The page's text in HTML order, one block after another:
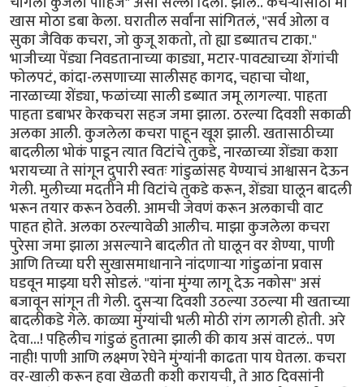
खास मोठा डबा केला. घरातील सर्वांना सांगितलं, "सर्व ओला व
सुका जैविक कचरा, जो कुजू शकतो, तो ह्या डब्यातच टाका."
भाजीच्या पेंड्या निवडतानाच्या काड्या, मटार-पावट्याच्या शेंगांची
फोलपटं, कांदा-लसणाच्या सालीसह कागद, चहाचा चोथा,
नारळाच्या शेंड्या, फळांच्या साली डब्यात जमू लागल्या. पाहता
पाहता डबाभर केरकचरा सहज जमा झाला. ठरल्या दिवशी सकाळी
अलका आली. कुजलेला कचरा पाहून खूश झाली. खतासाठीच्या
बादलीला भोकं पाडून त्यात विटांचे तुकडे, नारळाच्या शेंड्या कशा
भरायच्या ते सांगून दुपारी स्वतः गांडुळांसह येण्याचं आश्वासन देऊन
गेली. मुलीच्या मदतीने मी विटांचे तुकडे करून, शेंड्या घालून बादली
भरून तयार करून ठेवली. आमची जेवणं करून अलकाची वाट
पाहत होते. अलका ठरल्यावेळी आलीच. माझा कुजलेला कचरा
पुरेसा जमा झाला असल्याने बादलीत तो घालून वर शेण्या, पाणी
आणि तिच्या घरी सुखासमाधानाने नांदणाऱ्या गांडुळांना प्रवास
घडवून माझ्या घरी सोडलं. "यांना मुंग्या लागू देऊ नकोस" असं
बजावून सांगून ती गेली. दुसऱ्या दिवशी उठल्या उठल्या मी खताच्या
बादलीकडे गेले. काळ्या मुंग्यांची भली मोठी रांग लागली होती. अरे
देवा...! पहिलीच गांडुळं हुतात्मा झाली की काय असं वाटलं.. पण
नाही! पाणी आणि लक्ष्मण रेघेने मुंग्यांनी काढता पाय घेतला. कचरा
वर-खाली करून हवा खेळती कशी करायची, ते आठ दिवसांनी